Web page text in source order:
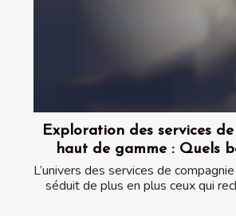
Exploration des services
haut de gamme : Quels
L’univers des services de
séduit de plus en plus ceux qui